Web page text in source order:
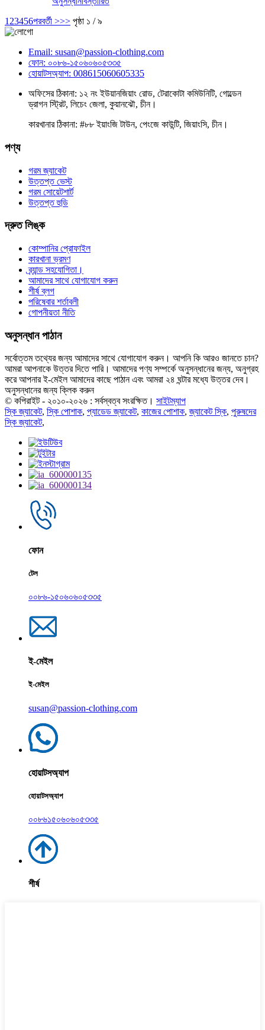
1 23456পরবর্তী >>> পৃষ্ঠা ১ / ৯
Email: susan@passion-clothing.com
ফোন: ০০৮৬-১৫০৬০৬০৫৩৩৫
হোয়াটসঅ্যাপ: 008615060605335
অফিসের ঠিকানা: ১২ নং ইউয়ানজিয়াং রোড, টেরাকোটা কমিউনিটি, গোল্ডেন
ড্রাগন স্ট্রিট, লিচেং জেলা, কুয়ানঝৌ, চীন।
কারখানার ঠিকানা: #৮৮ ইয়াংজি টাউন, পেংজে কাউন্টি, জিয়াংসি, চীন।
পণ্য
গরম জ্যাকেট
উত্তপ্ত ভেস্ট
গরম সোয়েটশার্ট
উত্তপ্ত হুডি
দ্রুত লিঙ্ক
কোম্পানির প্রোফাইল
কারখানা ভ্রমণ
ব্র্যান্ড সহযোগিতা।
আমাদের সাথে যোগাযোগ করুন
শীর্ষ ব্লগ
পরিষেবার শর্তাবলী
গোপনীয়তা নীতি
অনুসন্ধান পাঠান
সর্বোত্তম তথ্যের জন্য আমাদের সাথে যোগাযোগ করুন। আপনি কি আরও জানতে চান?
আমরা আপনাকে উত্তর দিতে পারি। আমাদের পণ্য সম্পর্কে অনুসন্ধানের জন্য, অনুগ্রহ
করে আপনার ই-মেইল আমাদের কাছে পাঠান এবং আমরা ২৪ ঘন্টার মধ্যে উত্তর দেব।
অনুসন্ধানের জন্য ক্লিক করুন
© কপিরাইট - ২০১০-২০২৬ : সর্বস্বত্ব সংরক্ষিত। সাইটম্যাপ
স্কি জ্যাকেট, স্কি পোশাক, প্যাডেড জ্যাকেট, কাজের পোশাক,জ্যাকেট স্কি, পুরুষদের
স্কি জ্যাকেট,
ফোন
টেল
০০৮৬-১৫০৬০৬০৫৩৩৫
ই-মেইল
ই-মেইল
susan@passion-clothing.com
হোয়াটসঅ্যাপ
হোয়াটসঅ্যাপ
০০৮৬১৫০৬০৬০৫৩৩৫
শীর্ষ